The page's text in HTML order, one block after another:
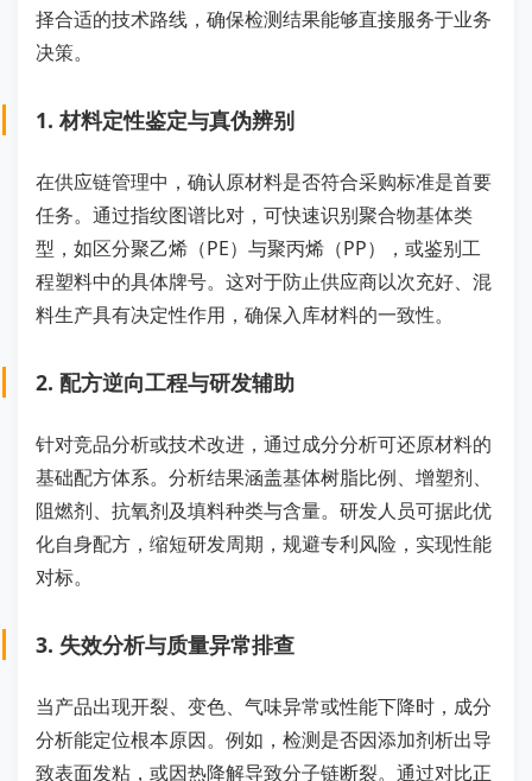
择合适的技术路线，确保检测结果能够直接服务于业务
决策。
1. 材料定性鉴定与真伪辨别
在供应链管理中，确认原材料是否符合采购标准是首要
任务。通过指纹图谱比对，可快速识别聚合物基体类
型，如区分聚乙烯（PE）与聚丙烯（PP），或鉴别工
程塑料中的具体牌号。这对于防止供应商以次充好、混
料生产具有决定性作用，确保入库材料的一致性。
2. 配方逆向工程与研发辅助
针对竞品分析或技术改进，通过成分分析可还原材料的
基础配方体系。分析结果涵盖基体树脂比例、增塑剂、
阻燃剂、抗氧剂及填料种类与含量。研发人员可据此优
化自身配方，缩短研发周期，规避专利风险，实现性能
对标。
3. 失效分析与质量异常排查
当产品出现开裂、变色、气味异常或性能下降时，成分
分析能定位根本原因。例如，检测是否因添加剂析出导
致表面发粘，或因热降解导致分子链断裂。通过对比正